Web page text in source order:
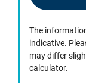
The
indicative.
may differ
calculator.